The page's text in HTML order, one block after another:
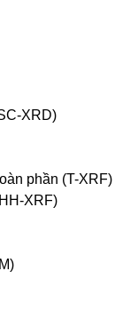
XRD)
phần (T-XRF)
XRF)